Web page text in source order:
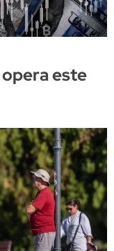
este